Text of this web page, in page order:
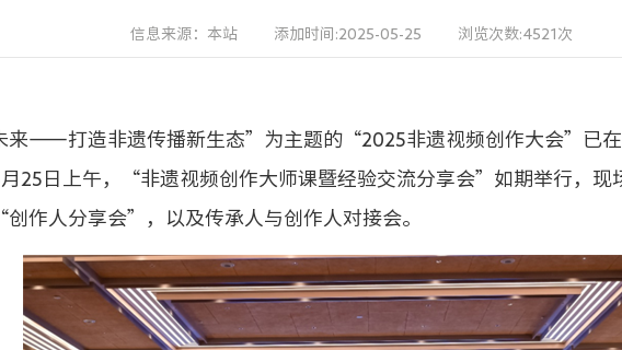
信息来源：本站 添加时间:2025-05-25 浏览次数:4521次
来——打造非遗传播新生态”为主题的“2025非遗视频创作大会”已在
25日上午，“非遗视频创作大师课暨经验交流分享会”如期举行，现
作人分享会”，以及传承人与创作人对接会。